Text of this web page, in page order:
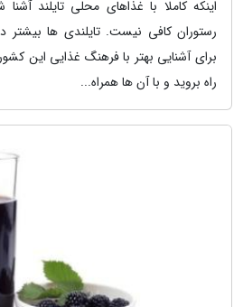
اینکه کاملا با غذاهای محلی تایلند
رستوران کافی نیست. تایلندی ها بیشتر
برای آشنایی بهتر با فرهنگ غذایی این
راه بروید و با آن ها همراه...